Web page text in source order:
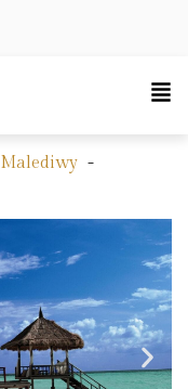
Malediwy